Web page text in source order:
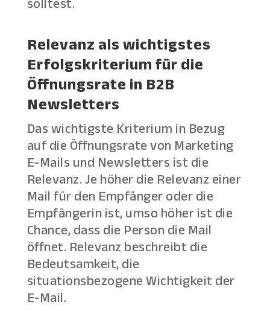
Relevanz als wichtigstes
Erfolgskriterium für die
Öffnungsrate in B2B
Newsletters
Das wichtigste Kriterium in Bezug
auf die Öffnungsrate von Marketing
E-Mails und Newsletters ist die
Relevanz. Je höher die Relevanz einer
Mail für den Empfänger oder die
Empfängerin ist, umso höher ist die
Chance, dass die Person die Mail
öffnet. Relevanz beschreibt die
Bedeutsamkeit, die
situationsbezogene Wichtigkeit der
E-Mail.